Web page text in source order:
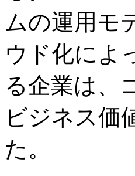
ムの運用モ
ウド化によ
る企業は、
ビジネス価
た。